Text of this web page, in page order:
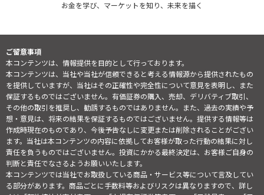
お金を学び、マーケットを知り、未来を描く
ご留意事項
本コンテンツは、情報提供を目的として行っております。
本コンテンツは、当社や当社が信頼できると考える情報源から提供されたもの
を提供していますが、当社はその正確性や完全性について意見を表明し、また
保証するものではございません。有価証券の購入、売却、デリバティブ取引、
その他の取引を推奨し、勧誘するものではありません。また、過去の実績や予
想・意見は、将来の結果を保証するものではございません。提供する情報等は
作成時現在のものであり、今後予告なしに変更または削除されることがござい
ます。当社は本コンテンツの内容に依拠してお客様が取った行動の結果に対し
責任を負うものではございません。投資にかかる最終決定は、お客様ご自身の
判断と責任でなさるようお願いいたします。
本コンテンツでは当社でお取扱している商品・サービス等について言及してい
る部分があります。商品ごとに手数料等およびリスクは異なりますので、詳し